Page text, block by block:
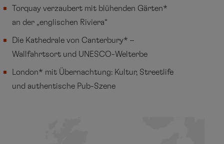
Torquay verzaubert mit blühenden Gärten*
an der „englischen Riviera“
Die Kathedrale von Canterbury* –
Wallfahrtsort und UNESCO-Welterbe
London* mit Übernachtung: Kultur, Streetlife
und authentische Pub-Szene